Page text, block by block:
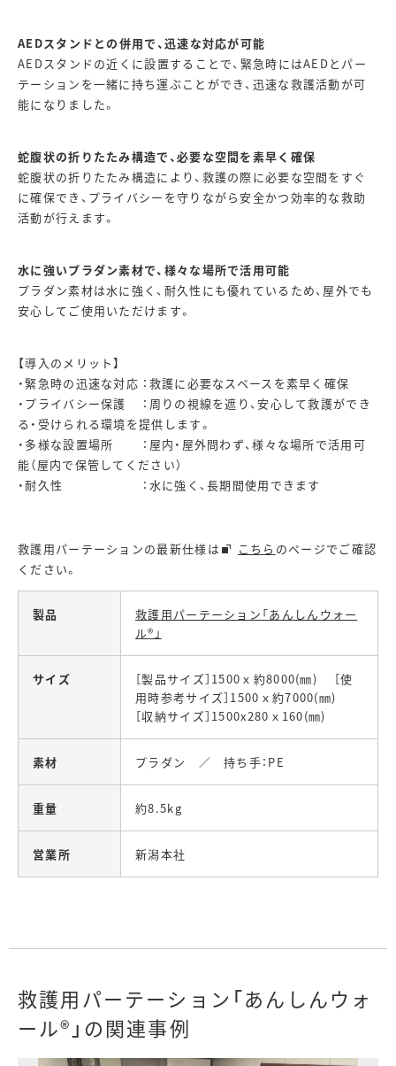
AEDスタンドとの併用で、迅速な対応が可能
AEDスタンドの近くに設置することで、緊急時にはAEDとパー
テーションを一緒に持ち運ぶことができ、迅速な救護活動が可
能になりました。
蛇腹状の折りたたみ構造で、必要な空間を素早く確保
蛇腹状の折りたたみ構造により、救護の際に必要な空間をすぐ
に確保でき、プライバシーを守りながら安全かつ効率的な救助
活動が行えます。
水に強いプラダン素材で、様々な場所で活用可能
プラダン素材は水に強く、耐久性にも優れているため、屋外でも
安心してご使用いただけます。
【導入のメリット】
・緊急時の迅速な対応 ：救護に必要なスペースを素早く確保
・プライバシー保護 ：周りの視線を遮り、安心して救護ができ
る・受けられる環境を提供します。
・多様な設置場所 ：屋内・屋外問わず、様々な場所で活用可
能（屋内で保管してください）
・耐久性 ：水に強く、長期間使用できます
救護用パーテーションの最新仕様は こちら のページでご確認
ください。
製品
救護用パーテーション「あんしんウォー
ル®」
サイズ
［製品サイズ］1500ｘ約8000(㎜) ［使
用時参考サイズ］1500ｘ約7000(㎜)
［収納サイズ］1500x280ｘ160(㎜)
素材 プラダン ／ 持ち手：PE
重量 約8.5kg
営業所 新潟本社
救護用パーテーション「あんしんウォ
ール®」の関連事例